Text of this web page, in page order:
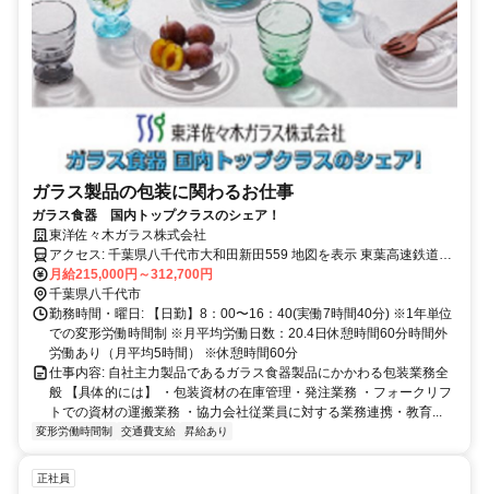
ガラス製品の包装に関わるお仕事
ガラス食器 国内トップクラスのシェア！
東洋佐々木ガラス株式会社
アクセス: 千葉県八千代市大和田新田559 地図を表示 東葉高速鉄道
月給215,000円～312,700円
千葉県八千代市
勤務時間・曜日: 【日勤】8：00〜16：40(実働7時間40分) ※1年単位
での変形労働時間制 ※月平均労働日数：20.4日休憩時間60分時間外
労働あり（月平均5時間） ※休憩時間60分
仕事内容: 自社主力製品であるガラス食器製品にかかわる包装業務全
般 【具体的には】 ・包装資材の在庫管理・発注業務 ・フォークリフ
トでの資材の運搬業務 ・協力会社従業員に対する業務連携・教育...
変形労働時間制 交通費支給 昇給あり
正社員